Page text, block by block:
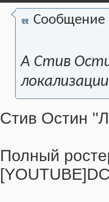
Сообщение
А Стив
Стив Остин
Полный